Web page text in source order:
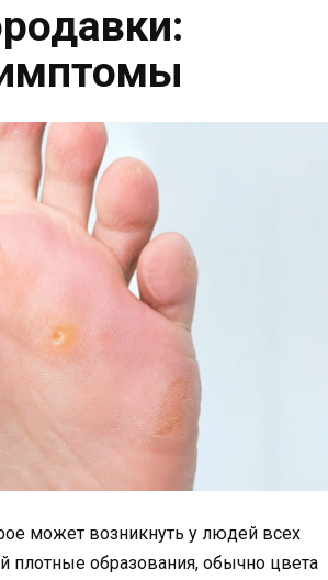
может возникнуть у людей всех
плотные образования, обычно цвета